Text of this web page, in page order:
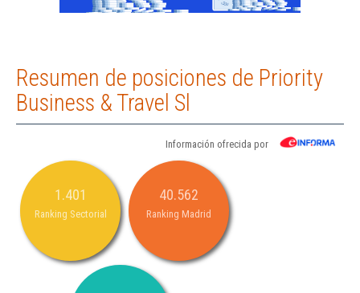
Resumen de posiciones de Priority
Business & Travel Sl
Información ofrecida por
1.401
Ranking Sectorial
40.562
Ranking Madrid